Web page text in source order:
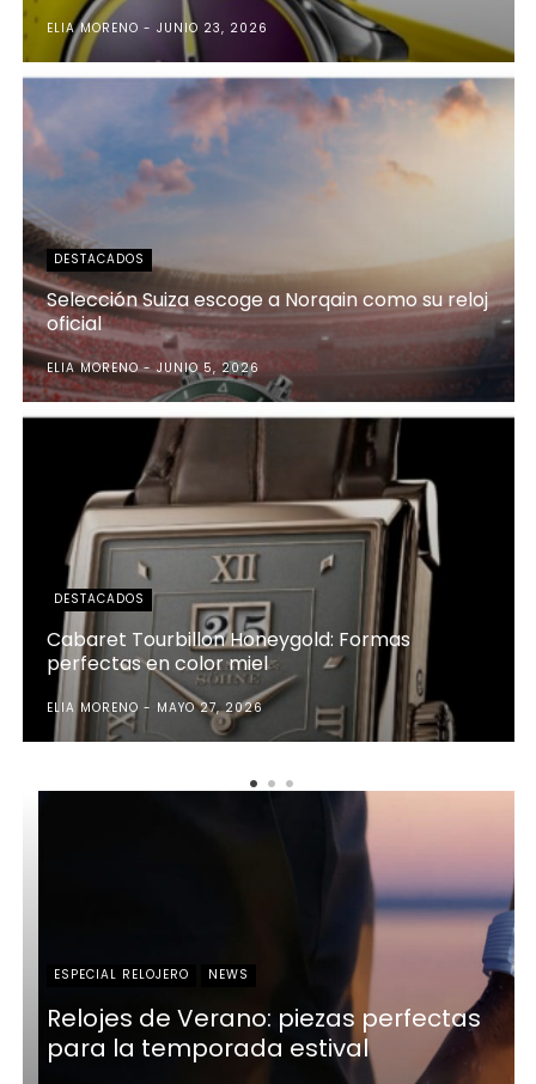
ELIA MORENO JUNIO 23, 2026
DESTACADOS
Selección Suiza escoge a Norqain como su reloj
oficial
ELIA MORENO JUNIO 5, 2026
DESTACADOS
Cabaret Tourbillon Honeygold: Formas
perfectas en color miel
ELIA MORENO MAYO 27, 2026
ESPECIAL RELOJERO NEWS
Relojes de Verano: piezas perfectas
para la temporada estival